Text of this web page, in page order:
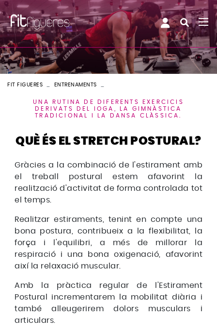
FIT FIGUERES ENTRENAMENTS
UNA RUTINA DE DIFERENTS EXERCICIS
DERIVATS DEL IOGA, LA GIMNÀSTICA
TRADICIONAL I LA DANSA CLÀSSICA.
QUÈ ÉS EL STRETCH POSTURAL?
Gràcies a la combinació de l'estirament amb
el treball postural estem afavorint la
realització d'activitat de forma controlada tot
el temps.
Realitzar estiraments, tenint en compte una
bona postura, contribueix a la flexibilitat, la
força i l'equilibri, a més de millorar la
respiració i una bona oxigenació, afavorint
així la relaxació muscular.
Amb la pràctica regular de l'Estirament
Postural incrementarem la mobilitat diària i
també alleugerirem dolors musculars i
articulars.